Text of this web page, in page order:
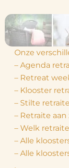
Onze
– Agenda
– Retreat
– Klooster
– Stilte
– Retraite aan
– Welk
– Alle
– Alle
.